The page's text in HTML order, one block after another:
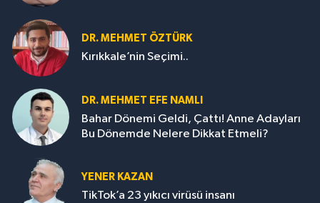
DR. MEHMET ÖZTÜRK
Kırıkkale’nin Seçimi..
DR. MEHMET EFE NAMLI
Bahar Dönemi Geldi, Çattı! Anne Adayları
Bu Dönemde Nelere Dikkat Etmeli?
YENER KAZAN
TikTok’a 23 yıkıcı virüsü insanı